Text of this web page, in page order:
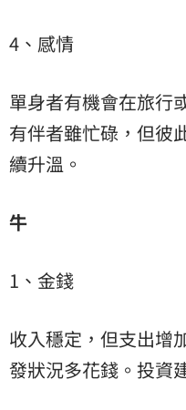
4、感情
單身者有機會在旅行
有伴者雖忙碌，但彼
續升溫。
牛
1、金錢
收入穩定，但支出增
發狀況多花錢。投資